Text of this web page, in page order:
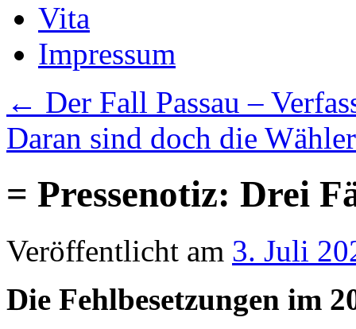
Vita
Impressum
← Der Fall Passau –
Daran sind doch die
= Pressenotiz: Drei
Veröffentlicht am 3. Juli
Die Fehlbesetzungen im